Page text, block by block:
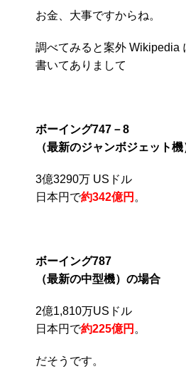
お金、大事ですからね。
調べてみると案外 Wikipedia
書いてありまして
ボーイング747－8
（最新のジャンボジェット
3億3290万 USドル
日本円で約342億円 。
ボーイング787
（最新の中型機）の場合
2億1,810万USドル
日本円で約225億円 。
だそうです。